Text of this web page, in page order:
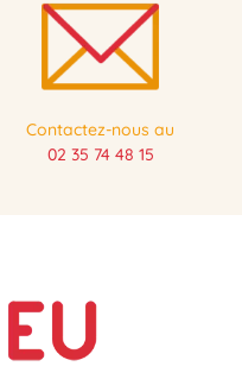
Contactez-nous au
02 35 74 48 15